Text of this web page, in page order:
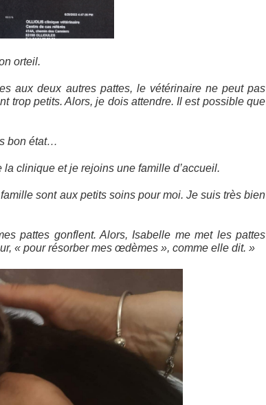
orteil.
aux deux autres pattes, le vétérinaire ne peut pas
trop petits. Alors, je dois attendre. Il est possible que
bon état…
la clinique et je rejoins une famille d’accueil.
sont aux petits soins pour moi. Je suis très bien
pattes gonflent. Alors, Isabelle me met les pattes
« pour résorber mes œdèmes », comme elle dit. »